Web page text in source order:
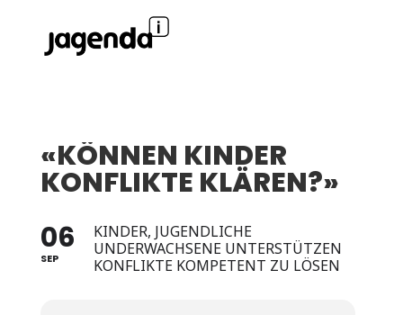
«KÖNNEN KINDER
KONFLIKTE KLÄREN?»
06
SEP
KINDER, JUGENDLICHE
UNDERWACHSENE UNTERSTÜTZEN
KONFLIKTE KOMPETENT ZU LÖSEN